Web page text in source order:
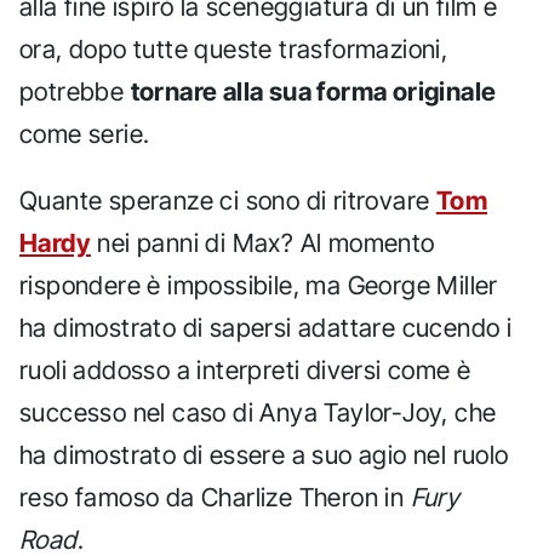
alla fine ispirò la sceneggiatura di un film e
ora, dopo tutte queste trasformazioni,
potrebbe tornare alla sua forma originale
come serie.
Quante speranze ci sono di ritrovare Tom
Hardy nei panni di Max? Al momento
rispondere è impossibile, ma George Miller
ha dimostrato di sapersi adattare cucendo i
ruoli addosso a interpreti diversi come è
successo nel caso di Anya Taylor-Joy, che
ha dimostrato di essere a suo agio nel ruolo
reso famoso da Charlize Theron in Fury
Road.